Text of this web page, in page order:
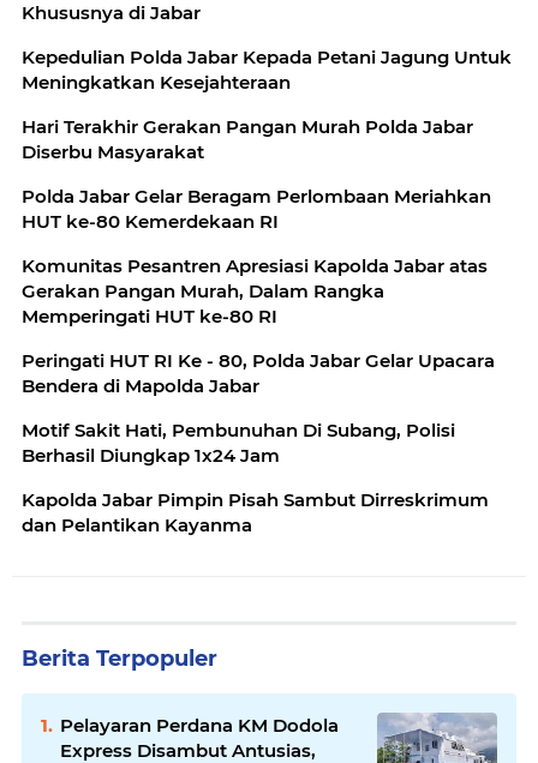
Khususnya di Jabar
Kepedulian Polda Jabar Kepada Petani Jagung Untuk
Meningkatkan Kesejahteraan
Hari Terakhir Gerakan Pangan Murah Polda Jabar
Diserbu Masyarakat
Polda Jabar Gelar Beragam Perlombaan Meriahkan
HUT ke-80 Kemerdekaan RI
Komunitas Pesantren Apresiasi Kapolda Jabar atas
Gerakan Pangan Murah, Dalam Rangka
Memperingati HUT ke-80 RI
Peringati HUT RI Ke - 80, Polda Jabar Gelar Upacara
Bendera di Mapolda Jabar
Motif Sakit Hati, Pembunuhan Di Subang, Polisi
Berhasil Diungkap 1x24 Jam
Kapolda Jabar Pimpin Pisah Sambut Dirreskrimum
dan Pelantikan Kayanma
Berita Terpopuler
Pelayaran Perdana KM Dodola
Express Disambut Antusias,